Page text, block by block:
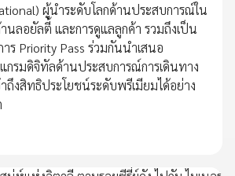
ผู้นำระดับโลกด้านประสบการณ์ใน
ลอยัลตี้ และการดูแลลูกค้า รวมถึงเป็น
าร Priority Pass ร่วมกันนำเสนอ
กรมดิจิทัลด้านประสบการณ์การเดินทาง
ถึงสิทธิประโยชน์ระดับพรีเมียมได้อย่าง